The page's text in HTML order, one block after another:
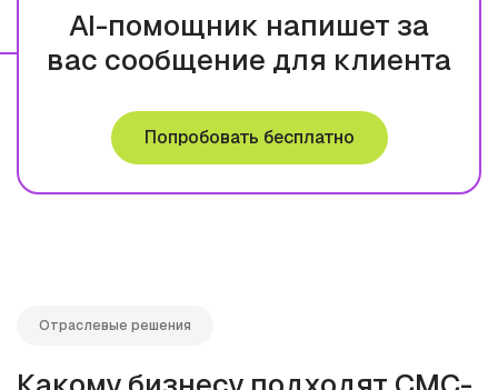
AI-помощник напишет за
вас сообщение для клиента
Попробовать бесплатно
Отраслевые решения